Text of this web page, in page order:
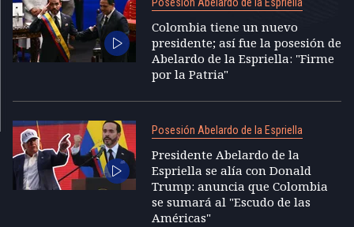
Colombia tiene un nuevo
presidente; así fue la posesión de
Abelardo de la Espriella: "Firme
por la Patria"
Posesión Abelardo de la Espriella
Presidente Abelardo de la
Espriella se alía con Donald
Trump: anuncia que Colombia
se sumará al "Escudo de las
Américas"